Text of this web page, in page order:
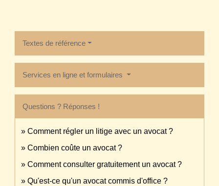
Textes de référence
Services en ligne et formulaires
Questions ? Réponses !
Comment régler un litige avec un avocat ?
Combien coûte un avocat ?
Comment consulter gratuitement un avocat ?
Qu'est-ce qu'un avocat commis d'office ?